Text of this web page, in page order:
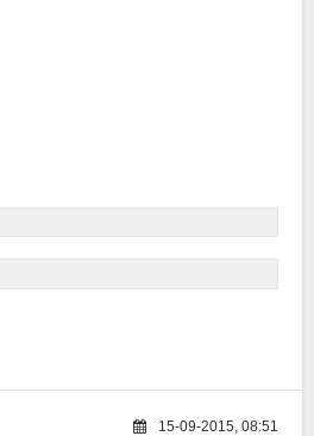
15-09-2015, 08:51